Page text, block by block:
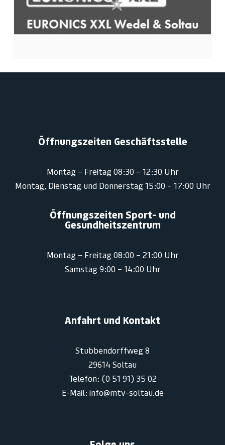
Öffnungszeiten Geschäftsstelle
Montag – Freitag 08:30 – 12:30 Uhr
Montag, Dienstag und Donnerstag 15:00 – 17:00 Uhr
Öffnungszeiten Sport- und
Gesundheitszentrum
Montag – Freitag 08:00 – 21:00 Uhr
Samstag 9:00 – 14:00 Uhr
Anfahrt und Kontakt
Stubbendorffweg 8
29614 Soltau
Telefon: (0 51 91) 35 02
E-Mail: info@mtv-soltau.de